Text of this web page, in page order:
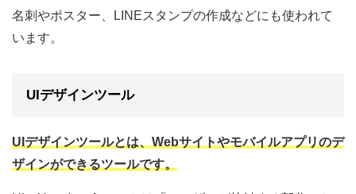
名刺やポスター、LINEスタンプの作成などにも使われて
います。
UIデザインツール
UIデザインツールとは、Webサイトやモバイルアプリのデ
ザインができるツールです。